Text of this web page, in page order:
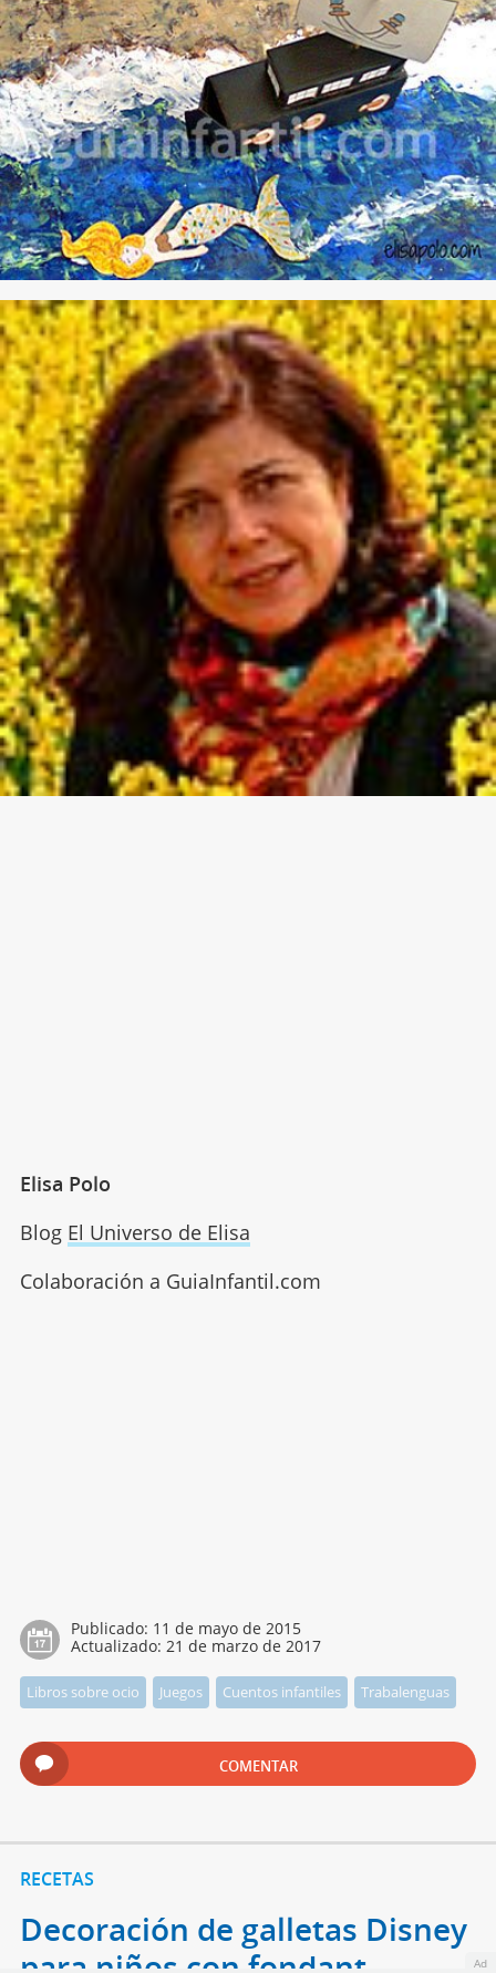
Elisa Polo
Blog El Universo de Elisa
Colaboración a GuiaInfantil.com
Publicado: 11 de mayo de 2015
Actualizado: 21 de marzo de 2017
Libros sobre ocio Juegos Cuentos infantiles Trabalenguas
COMENTAR
RECETAS
Decoración de galletas Disney
Ad